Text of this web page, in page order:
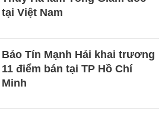
tại Việt Nam
Bảo Tín Mạnh Hải khai trương
11 điểm bán tại TP Hồ Chí
Minh